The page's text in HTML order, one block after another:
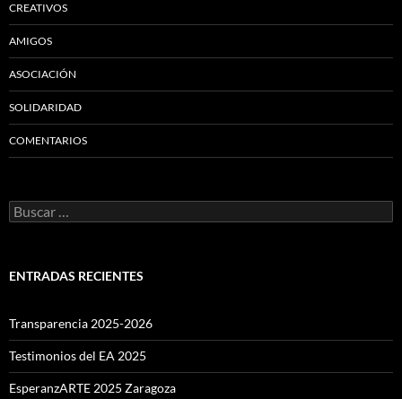
CREATIVOS
AMIGOS
ASOCIACIÓN
SOLIDARIDAD
COMENTARIOS
Buscar:
ENTRADAS RECIENTES
Transparencia 2025-2026
Testimonios del EA 2025
EsperanzARTE 2025 Zaragoza